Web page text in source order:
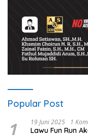
Popular Post
19 Juni 2025 1
Lawu Fun Run